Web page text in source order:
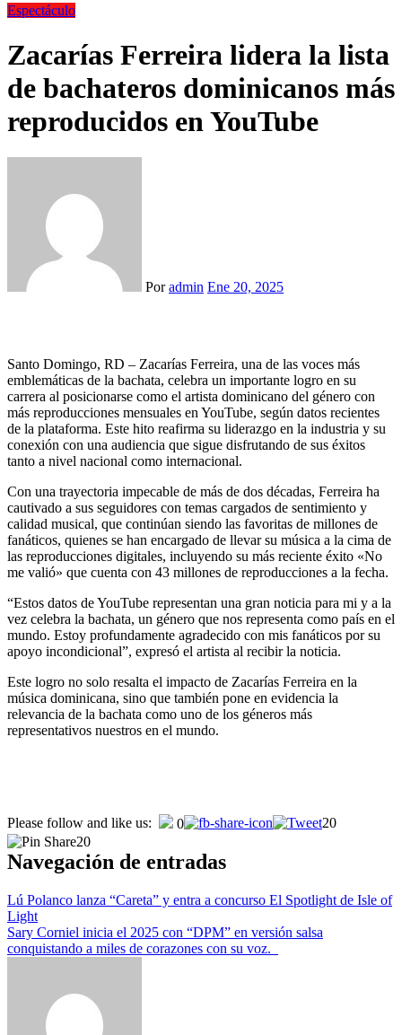
Espectáculo
Zacarías Ferreira lidera la lista
de bachateros dominicanos más
reproducidos en YouTube
Poradmin Ene 20, 2025
Santo Domingo, RD – Zacarías Ferreira, una de las voces más
emblemáticas de la bachata, celebra un importante logro en su
carrera al posicionarse como el artista dominicano del género con
más reproducciones mensuales en YouTube, según datos recientes
de la plataforma. Este hito reafirma su liderazgo en la industria y su
conexión con una audiencia que sigue disfrutando de sus éxitos
tanto a nivel nacional como internacional.
Con una trayectoria impecable de más de dos décadas, Ferreira ha
cautivado a sus seguidores con temas cargados de sentimiento y
calidad musical, que continúan siendo las favoritas de millones de
fanáticos, quienes se han encargado de llevar su música a la cima de
las reproducciones digitales, incluyendo su más reciente éxito «No
me valió» que cuenta con 43 millones de reproducciones a la fecha.
“Estos datos de YouTube representan una gran noticia para mi y a la
vez celebra la bachata, un género que nos representa como país en el
mundo. Estoy profundamente agradecido con mis fanáticos por su
apoyo incondicional”, expresó el artista al recibir la noticia.
Este logro no solo resalta el impacto de Zacarías Ferreira en la
música dominicana, sino que también pone en evidencia la
relevancia de la bachata como uno de los géneros más
representativos nuestros en el mundo.
Please follow and like us: 0
20
20
Navegación de entradas
Lú Polanco lanza “Careta” y entra a concurso El Spotlight de Isle of
Light
Sary Corniel inicia el 2025 con “DPM” en versión salsa
conquistando a miles de corazones con su voz.